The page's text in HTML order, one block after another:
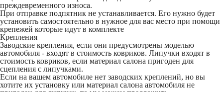
преждевременного износа.
При отправке подпятник не устанавливается. Его нужно будет
установить самостоятельно в нужное для вас место при помощи
крепежей которые идут в комплекте
Крепления
Заводские крепления, если они предусмотрены моделью
автомобиля - входят в стоимость ковриков. Липучки входят в
стоимость ковриков, если материал салона пригоден для
сцепления с липучками.
Если на вашем автомобиле нет заводских креплений, но вы
хотите их установку или материал салона автомобиля не